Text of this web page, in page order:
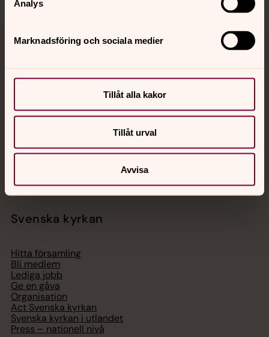
Analys
Marknadsföring och sociala medier
Tillåt alla kakor
Tillåt urval
Avvisa
Akut samtals- och krisstöd. Prata eller chatta anonymt
med en präst på kvällar och nätter.
Digitalt brev
Svenska kyrkan
Hitta församling
Bli medlem
Lediga jobb
Ge en gåva
Organisation
Act Svenska kyrkan
Svenska kyrkan i utlandet
Press – nationell nivå